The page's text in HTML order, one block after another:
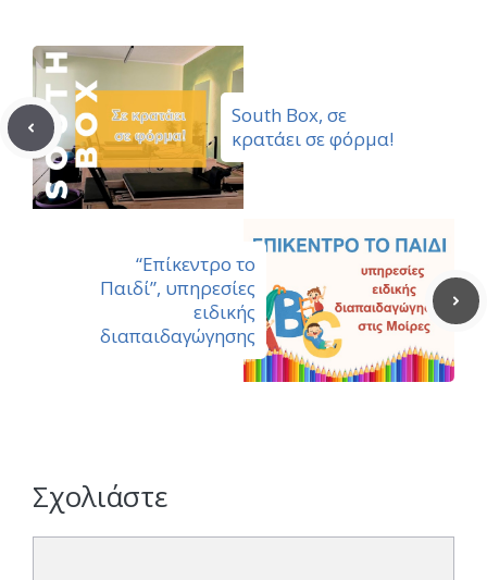
South Box, σε
κρατάει σε φόρμα!
“Επίκεντρο το
Παιδί”, υπηρεσίες
ειδικής
διαπαιδαγώγησης
Σχολιάστε